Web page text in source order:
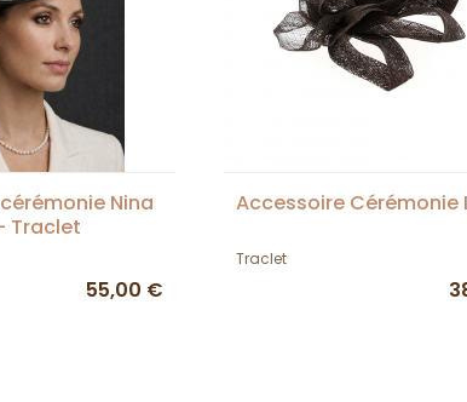
Nina
Traclet
55,00 €
Accessoire Cérémonie
Traclet